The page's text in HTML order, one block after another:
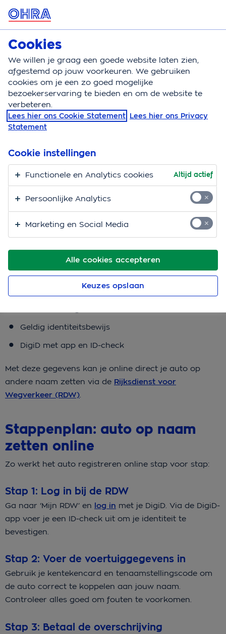
MENU
Autoverzekering
Autoverzekering Auto verzekeren Auto online
Auto online op naam
zetten
je de auto op naam zetten om officieel eigenaar te
worden. Dit kan online. Wij vertellen je hoe je dat doet
en waar je op moet letten.
Wat heb je nodig om je auto
online op naam te zetten?
Voordat je begint met je auto online op naam te
zetten, is het belangrijk dat je alles bij de hand hebt:
Kentekencard of papieren kentekenbewijs
Geldig identiteitsbewijs
DigiD met app en ID-check
Met deze gegevens kan je online direct je auto op
andere naam zetten via de Rijksdienst voor
Wegverkeer (RDW).
Stappenplan: auto op naam
zetten online
Zo werkt het auto registreren online stap voor stap:
Stap 1: Log in bij de RDW
Ga naar ‘Mijn RDW’ en log in met je DigiD. Via de DigiD-
app voer je een ID-check uit om je identiteit te
bevestigen.
Stap 2: Voer de voertuiggegevens in
Gebruik je kentekencard en tenaamstellingscode om
de auto correct te koppelen aan jouw naam.
Controleer alles goed om fouten te voorkomen.
Stap 3: Betaal de overschrijving
Cookies
We willen je graag een goede website laten zien,
afgestemd op jouw voorkeuren. We gebruiken
cookies om je een zo goed mogelijke
bezoekerservaring te bieden en om de website te
verbeteren.
Lees hier ons Cookie Statement Lees hier ons Privacy
Statement
Alle cookies accepteren
Cookie instellingen
Functionele en Analytics cookies Altijd actief
Persoonlijke Analytics
Marketing en Social Media
Keuzes opslaan